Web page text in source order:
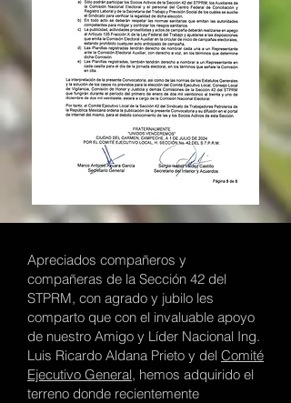
Apreciados compañeros y
compañeras de la Sección 42 del
STPRM, con agrado y jubilo les
comparto que con el invaluable apoyo
de nuestro Amigo y Líder Nacional Ing.
Luis Ricardo Aldana Prieto y del Comité
Ejecutivo General, hemos adquirido el
terreno donde recientemente